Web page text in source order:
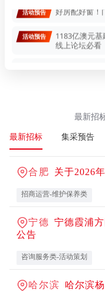
活动预告 好房配好窗！
活动预告
1183亿澳元
线上论坛必看
2026房建供
2026房建供
【精筑匠心
活动预告 “产品精耕 新
创新平台走进
最新招
最新招标 集采预告
合肥 关于2026
招商运营-维护保养类
宁德 宁德霞浦
公告
咨询服务类-活动策划
哈尔滨
哈尔滨